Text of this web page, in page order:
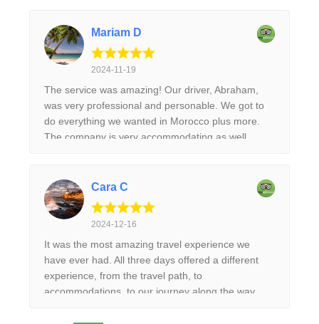
Mariam D
2024-11-19
The service was amazing! Our driver, Abraham,
was very professional and personable. We got to
do everything we wanted in Morocco plus more.
The company is very accommodating as well.
Cara C
2024-12-16
It was the most amazing travel experience we
have ever had. All three days offered a different
experience, from the travel path, to
accommodations, to our journey along the way.